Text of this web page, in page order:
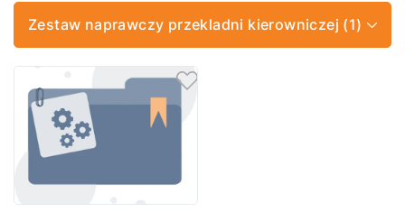
Zestaw naprawczy przekladni kierowniczej (1)